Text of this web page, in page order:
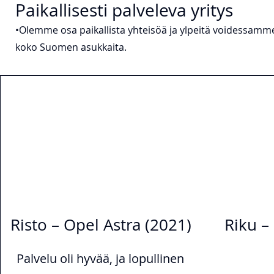
Paikallisesti palveleva yritys
•Olemme osa paikallista yhteisöä ja ylpeitä
koko Suomen asukkaita.
Risto – Opel Astra (2021)
Palvelu oli hyvää, ja lopullinen
Riku